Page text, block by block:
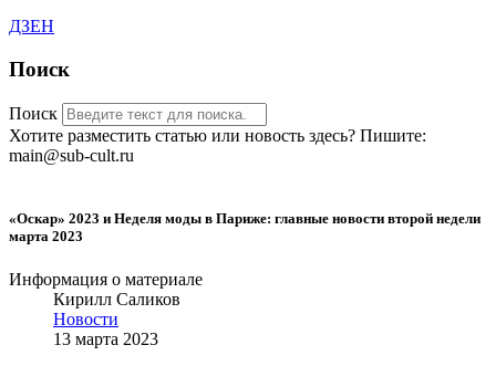
ДЗЕН
Поиск
Поиск
Хотите разместить статью или новость здесь? Пишите:
main@sub-cult.ru
«Оскар» 2023 и Неделя моды в Париже: главные новости второй недели
марта 2023
Информация о материале
Кирилл Саликов
Новости
13 марта 2023